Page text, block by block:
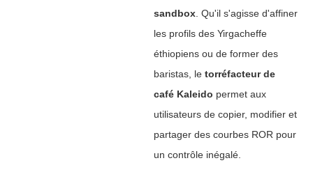
sandbox‌. Qu'il s'agisse d'affiner
les profils des Yirgacheffe
éthiopiens ou de former des
baristas, le ‌ torréfacteur de
café Kaleido ‌ permet aux
utilisateurs de copier, modifier et
partager des courbes ROR pour
un contrôle inégalé.